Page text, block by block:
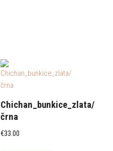
Chichan_bunkice_zlata/
črna
€33.00